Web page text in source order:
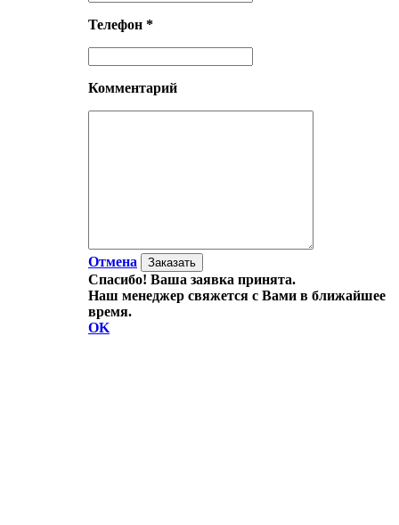
Телефон *
Комментарий
Отмена
Спасибо! Ваша заявка принята.
Наш менеджер свяжется с Вами в ближайшее
время.
OK